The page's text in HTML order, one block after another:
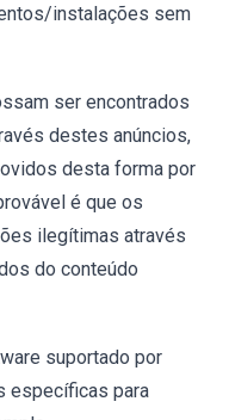
instalações sem
ser encontrados
destes anúncios,
desta forma por
é que os
ilegítimas através
do conteúdo
suportado por
específicas para